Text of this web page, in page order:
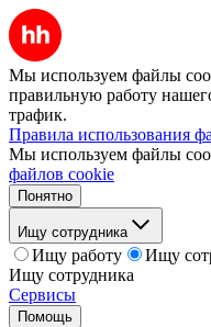
Мы используем файлы
правильную работу
трафик.
Правила использования
Мы используем файлы
файлов cookie
Понятно
Ищу сотрудника
Ищу работу
Ищу
Ищу сотрудника
Сервисы
Помощь